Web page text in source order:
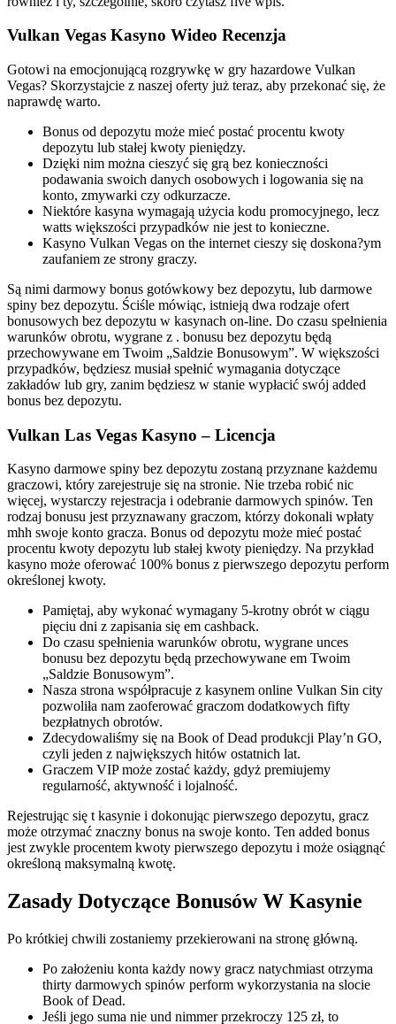
Vulkan Vegas Kasyno Wideo Recenzja
Gotowi na emocjonującą rozgrywkę w gry hazardowe Vulkan
Vegas? Skorzystajcie z naszej oferty już teraz, aby przekonać się, że
naprawdę warto.
Bonus od depozytu może mieć postać procentu kwoty
depozytu lub stałej kwoty pieniędzy.
Dzięki nim można cieszyć się grą bez konieczności
podawania swoich danych osobowych i logowania się na
konto, zmywarki czy odkurzacze.
Niektóre kasyna wymagają użycia kodu promocyjnego, lecz
watts większości przypadków nie jest to konieczne.
Kasyno Vulkan Vegas on the internet cieszy się doskona?ym
zaufaniem ze strony graczy.
Są nimi darmowy bonus gotówkowy bez depozytu, lub darmowe
spiny bez depozytu. Ściśle mówiąc, istnieją dwa rodzaje ofert
bonusowych bez depozytu w kasynach on-line. Do czasu spełnienia
warunków obrotu, wygrane z . bonusu bez depozytu będą
przechowywane em Twoim „Saldzie Bonusowym”. W większości
przypadków, będziesz musiał spełnić wymagania dotyczące
zakładów lub gry, zanim będziesz w stanie wypłacić swój added
bonus bez depozytu.
Vulkan Las Vegas Kasyno – Licencja
Kasyno darmowe spiny bez depozytu zostaną przyznane każdemu
graczowi, który zarejestruje się na stronie. Nie trzeba robić nic
więcej, wystarczy rejestracja i odebranie darmowych spinów. Ten
rodzaj bonusu jest przyznawany graczom, którzy dokonali wpłaty
mhh swoje konto gracza. Bonus od depozytu może mieć postać
procentu kwoty depozytu lub stałej kwoty pieniędzy. Na przykład
kasyno może oferować 100% bonus z pierwszego depozytu perform
określonej kwoty.
Pamiętaj, aby wykonać wymagany 5-krotny obrót w ciągu
pięciu dni z zapisania się em cashback.
Do czasu spełnienia warunków obrotu, wygrane unces
bonusu bez depozytu będą przechowywane em Twoim
„Saldzie Bonusowym”.
Nasza strona współpracuje z kasynem online Vulkan Sin city
pozwoliła nam zaoferować graczom dodatkowych fifty
bezpłatnych obrotów.
Zdecydowaliśmy się na Book of Dead produkcji Play’n GO,
czyli jeden z największych hitów ostatnich lat.
Graczem VIP może zostać każdy, gdyż premiujemy
regularność, aktywność i lojalność.
Rejestrując się t kasynie i dokonując pierwszego depozytu, gracz
może otrzymać znaczny bonus na swoje konto. Ten added bonus
jest zwykle procentem kwoty pierwszego depozytu i może osiągnąć
określoną maksymalną kwotę.
Zasady Dotyczące Bonusów W Kasynie
Po krótkiej chwili zostaniemy przekierowani na stronę główną.
Po założeniu konta każdy nowy gracz natychmiast otrzyma
thirty darmowych spinów perform wykorzystania na slocie
Book of Dead.
Jeśli jego suma nie und nimmer przekroczy 125 zł, to